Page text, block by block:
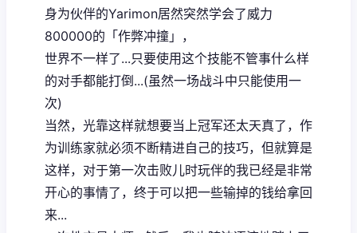
身为伙伴的Yarimon居然突然学会了威力
800000的「作弊冲撞」，
世界不一样了...只要使用这个技能不管事什么样
的对手都能打倒...(虽然一场战斗中只能使用一
次)
当然，光靠这样就想要当上冠军还太天真了，作
为训练家就必须不断精进自己的技巧，但就算是
这样，对于第一次击败儿时玩伴的我已经是非常
开心的事情了，终于可以把一些输掉的钱给拿回
来...